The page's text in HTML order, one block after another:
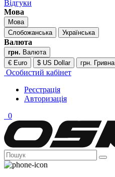
Відгуки
Мова
Мова
Слобожанська
Українська
Валюта
грн. Валюта
€ Euro
$ US Dollar грн. Гривна
Особистий кабінет
Реєстрація
Авторизація
0